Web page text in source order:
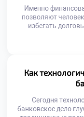
Именно
позволяют
избегать
работы
учреждения,
формировании
Как
Сегодня
банковское дело